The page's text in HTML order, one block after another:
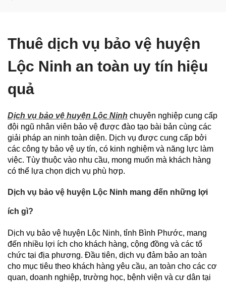
Thuê dịch vụ bảo vệ huyện
Lộc Ninh an toàn uy tín hiệu
quả
Dịch vụ bảo vệ huyện Lộc Ninh chuyên nghiệp cung cấp
đội ngũ nhân viên bảo vệ được đào tạo bài bản cùng các
giải pháp an ninh toàn diện. Dịch vụ được cung cấp bởi
các công ty bảo vệ uy tín, có kinh nghiệm và năng lực làm
việc. Tùy thuộc vào nhu cầu, mong muốn mà khách hàng
có thể lựa chọn dịch vụ phù hợp.
Dịch vụ bảo vệ huyện Lộc Ninh mang đến những lợi
ích gì?
Dịch vụ bảo vệ huyện Lộc Ninh, tỉnh Bình Phước, mang
đến nhiều lợi ích cho khách hàng, cộng đồng và các tổ
chức tại địa phương. Đầu tiên, dịch vụ đảm bảo an toàn
cho mục tiêu theo khách hàng yêu cầu, an toàn cho các cơ
quan, doanh nghiệp, trường học, bệnh viện và cư dân tại